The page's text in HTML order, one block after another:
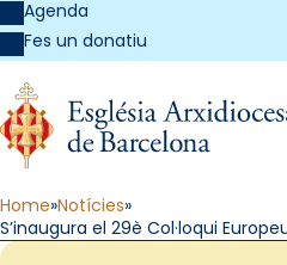
Agenda
Fes un donatiu
Home Notícies
S’inaugura el 29è Col·loqui